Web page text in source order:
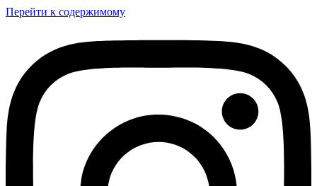
Перейти к содержимому